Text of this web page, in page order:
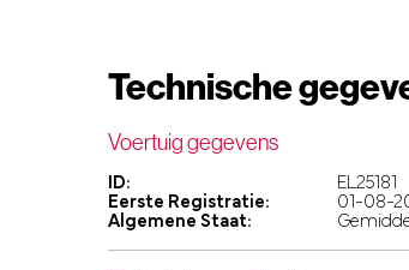
Technische
Voertuig gegevens
ID: EL25181
Eerste Registratie:
01-08-
Algemene Staat: